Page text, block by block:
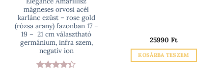
mágneses orvosi acél
karlánc ezüst – rose gold
(rózsa arany) fazonban 17 –
19 – 21 cm választható
germánium, infra szem,
negatív ion
25990 Ft
KOSÁRBA TESZEM